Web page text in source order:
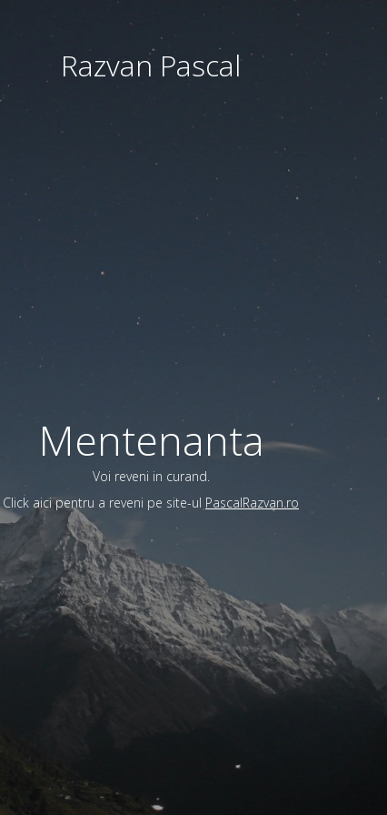
Razvan Pascal
Mentenanta
Voi reveni in curand.
Click aici pentru a reveni pe site-ul PascalRazvan.ro